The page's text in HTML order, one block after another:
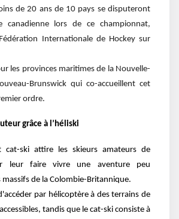
de 20 ans de 10 pays se disputeront
canadienne lors de ce championnat,
Internationale de Hockey sur
les provinces maritimes de la Nouvelle-
Brunswick qui co-accueillent cet
ordre.
grâce à l’héliski
cat-ski attire les skieurs amateurs de
leur faire vivre une aventure peu
de la Colombie-Britannique.
par hélicoptère à des terrains de
tandis que le cat-ski consiste à